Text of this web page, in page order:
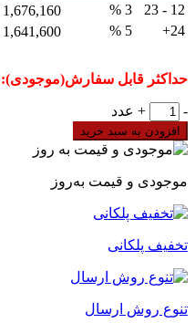
12 - 23
3 %
1,676,160
24+
5 %
1,641,600
حداکثر قابل سفارش(موجودی): 2 عدد
سوپر
کنترل
فاز
دیجیتال
13JN4
امواج
DMJN-
عدد
-
+ عدد
افزودن به سبد خرید
موجودی و قیمت به‌روز
تخفیف پلکانی
تنوع روش ارسال